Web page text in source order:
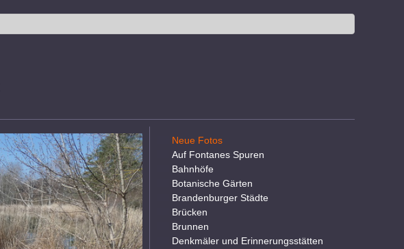
Neue Fotos
Auf Fontanes Spuren
Bahnhöfe
Botanische Gärten
Brandenburger Städte
Brücken
Brunnen
Denkmäler und Erinnerungsstätten